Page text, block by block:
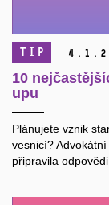
TIP 4. 1.
10
upu
Plánujete vznik
vesnicí? Advokátní
připravila